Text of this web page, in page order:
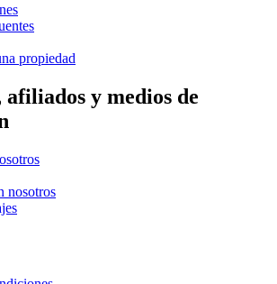
propiedad
afiliados y medios de
nosotros